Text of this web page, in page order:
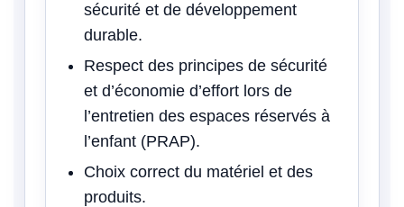
sécurité et de développement
durable.
Respect des principes de sécurité
et d’économie d’effort lors de
l’entretien des espaces réservés à
l’enfant (PRAP).
Choix correct du matériel et des
produits.